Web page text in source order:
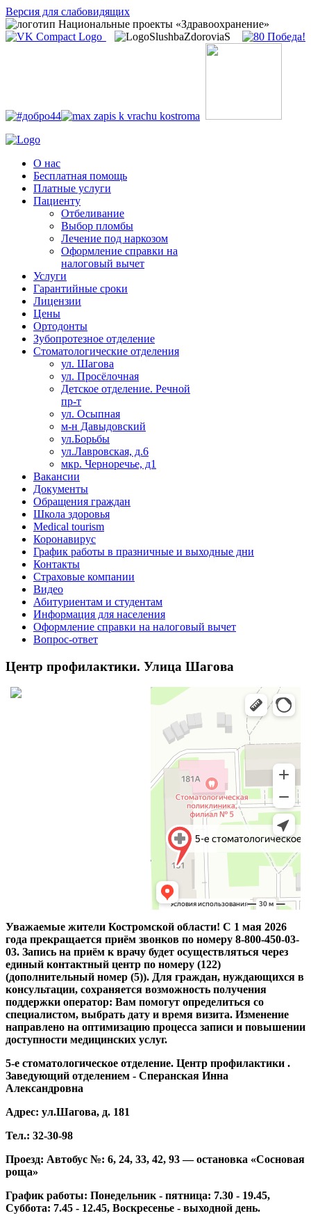
Версия для слабовидящих
О нас
Бесплатная помощь
Платные услуги
Пациенту
Отбеливание
Выбор пломбы
Лечение под наркозом
Оформление справки на
налоговый вычет
Услуги
Гарантийные сроки
Лицензии
Цены
Ортодонты
Зубопротезное отделение
Стоматологические отделения
ул. Шагова
ул. Просёлочная
Детское отделение. Речной
пр-т
ул. Осыпная
м-н Давыдовский
ул.Борьбы
ул.Лавровская, д.6
мкр. Черноречье, д1
Вакансии
Документы
Обращения граждан
Школа здоровья
Medical tourism
Коронавирус
График работы в празничные и выходные дни
Контакты
Страховые компании
Видео
Абитуриентам и студентам
Информация для населения
Оформление справки на налоговый вычет
Вопрос-ответ
Центр профилактики. Улица Шагова
Уважаемые жители Костромской области! С 1 мая 2026
года прекращается приём звонков по номеру 8-800-450-03-
03. Запись на приём к врачу будет осуществляться через
единый контактный центр по номеру (122)
(дополнительный номер (5)). Для граждан, нуждающихся в
консультации, сохраняется возможность получения
поддержки оператор: Вам помогут определиться со
специалистом, выбрать дату и время визита. Изменение
направлено на оптимизацию процесса записи и повышении
доступности медицинских услуг.
5-е стоматологическое отделение. Центр профилактики .
Заведующий отделением - Сперанская Инна
Александровна
Адрес: ул.Шагова, д. 181
Тел.: 32-30-98
Проезд: Автобус №: 6, 24, 33, 42, 93 — остановка «Сосновая
роща»
График работы: Понедельник - пятница: 7.30 - 19.45,
Суббота: 7.45 - 12.45, Воскресенье - выходной день.